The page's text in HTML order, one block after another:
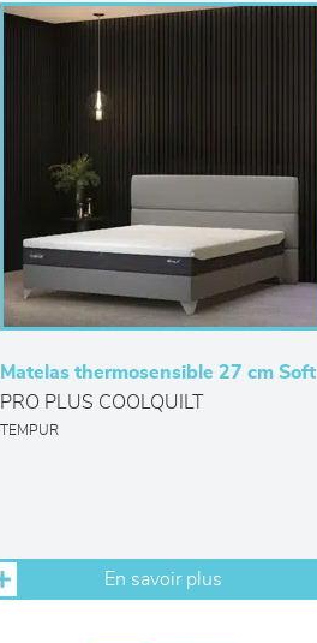
Matelas thermosensible 27 cm Soft
PRO PLUS COOLQUILT
TEMPUR
En savoir plus